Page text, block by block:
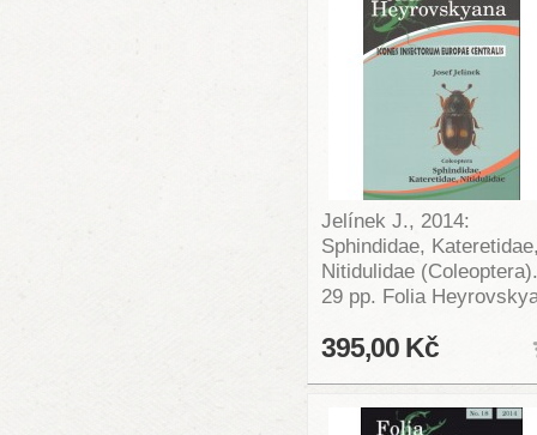
Jelínek J., 2014:
Sphindidae,
Nitidulidae (Coleoptera).
29 pp. Folia
395,00 Kč